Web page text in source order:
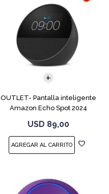
OUTLET- Pantalla inteligente
Amazon Echo Spot 2024
USD 89,00